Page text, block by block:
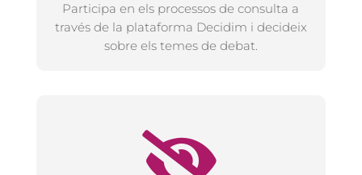
Participa en els processos de consulta a
través de la plataforma Decidim i decideix
sobre els temes de debat.